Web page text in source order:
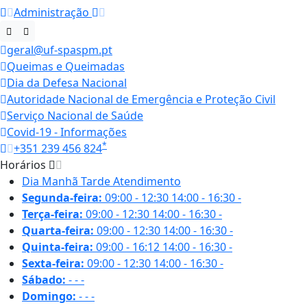
Administração
geral@uf-spaspm.pt
Queimas e Queimadas
Dia da Defesa Nacional
Autoridade Nacional de Emergência e Proteção Civil
Serviço Nacional de Saúde
Covid-19 - Informações
+351 239 456 824*
Horários
Dia Manhã TardeAtendimento
Segunda-feira: 09:00 - 12:30 14:00 - 16:30-
Terça-feira: 09:00 - 12:30 14:00 - 16:30-
Quarta-feira: 09:00 - 12:30 14:00 - 16:30-
Quinta-feira: 09:00 - 16:12 14:00 - 16:30-
Sexta-feira: 09:00 - 12:30 14:00 - 16:30-
Sábado: ---
Domingo: ---